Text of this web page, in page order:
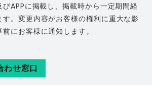
APPに掲載し、掲載時から一定期間経
。変更内容がお客様の権利に重大な影
にお客様に通知します。
わせ窓口